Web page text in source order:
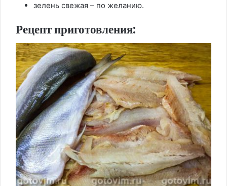
зелень свежая – по желанию.
Рецепт приготовления: